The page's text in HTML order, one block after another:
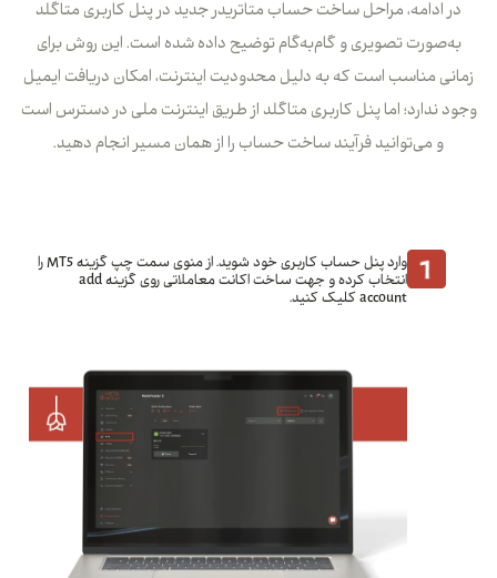
در ادامه، مراحل ساخت حساب متاتریدر جدید در پنل کاربری متاگلد
به‌صورت تصویری و گام‌به‌گام توضیح داده شده است. این روش برای
زمانی مناسب است که به دلیل محدودیت اینترنت، امکان دریافت ایمیل
وجود ندارد؛ اما پنل کاربری متاگلد از طریق اینترنت ملی در دسترس است
و می‌توانید فرآیند ساخت حساب را از همان مسیر انجام دهید.
وارد پنل حساب کاربری خود شوید. از منوی سمت چپ گزینه MT5 را
انتخاب کرده و جهت ساخت اکانت معاملاتی روی گزینه add
account کلیک کنید.